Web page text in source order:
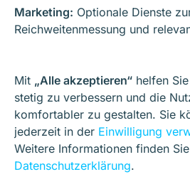
Marketing: Optionale Dienste
Reichweitenmessung und
Mit „Alle akzeptieren“ helfen
stetig zu verbessern und die
komfortabler zu gestalten. Sie
jederzeit in der Einwilligung
Weitere Informationen finden
Datenschutzerklärung.
Aus strategischer Sicht
jeder Form vonnachhaltigem
Maßnahmen, die jederzeit
Zudem stehen kurzfristige
Verhältnis zu den langfristigen
Moderne
ausgelegt,Nutzerintentionen zu